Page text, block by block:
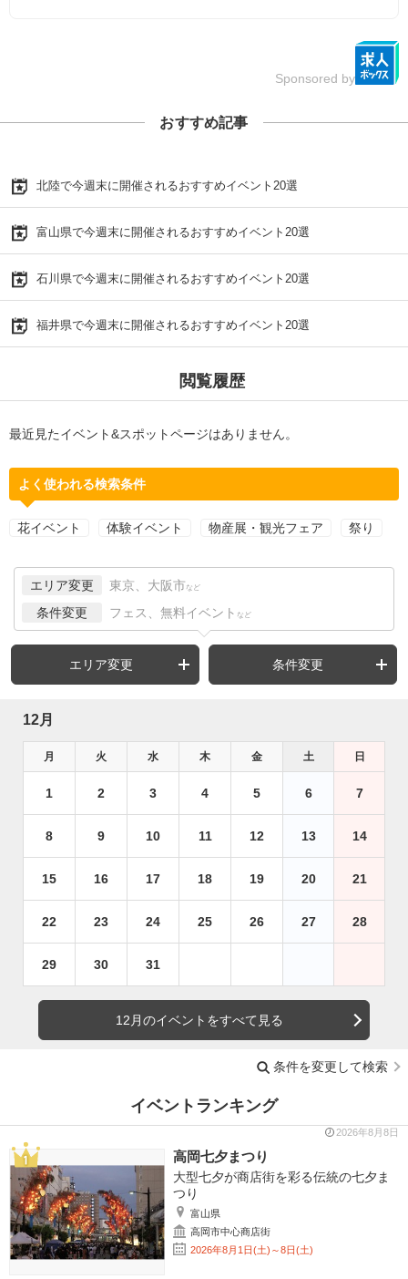
Sponsored by
おすすめ記事
北陸で今週末に開催されるおすすめイベント20選
富山県で今週末に開催されるおすすめイベント20選
石川県で今週末に開催されるおすすめイベント20選
福井県で今週末に開催されるおすすめイベント20選
閲覧履歴
最近見たイベント&スポットページはありません。
よく使われる検索条件
花イベント 体験イベント 物産展・観光フェア 祭り
エリア変更 東京、大阪市 など
条件変更 フェス、無料イベント など
エリア変更 条件変更
12月
月 火 水 木 金 土 日
1 2 3 4 5 6 7
8 9 10 11 12 13 14
15 16 17 18 19 20 21
22 23 24 25 26 27 28
29 30 31
12月のイベントをすべて見る
条件を変更して検索
イベントランキング
2026年8月8日
高岡七夕まつり
大型七夕が商店街を彩る伝統の七夕ま
つり
富山県
高岡市中心商店街
2026年8月1日(土)～8日(土)